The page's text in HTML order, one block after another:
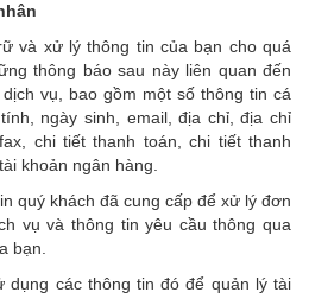
và xử lý thông tin của bạn cho quá
thông báo sau này liên quan đến
vụ, bao gồm một số thông tin cá
ngày sinh, email, địa chỉ, địa chỉ
chi tiết thanh toán, chi tiết thanh
khoản ngân hàng.
quý khách đã cung cấp để xử lý đơn
vụ và thông tin yêu cầu thông qua
bạn.
dụng các thông tin đó để quản lý tài